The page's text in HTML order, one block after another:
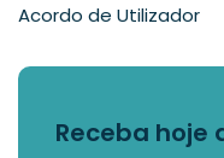
Acordo de Utilizador
Receba hoje